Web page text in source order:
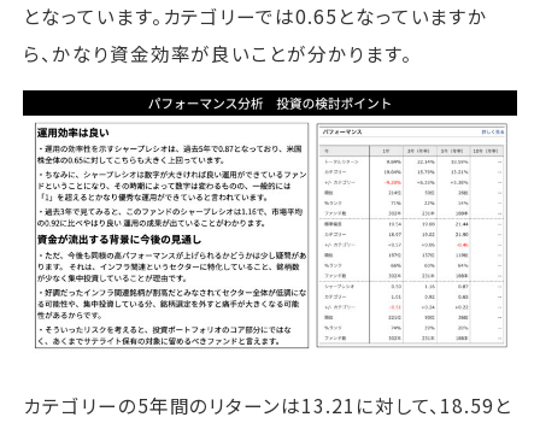
となっています。カテゴリーでは0.65となっていますか
ら、かなり資金効率が良いことが分かります。
カテゴリーの5年間のリターンは13.21に対して、18.59と